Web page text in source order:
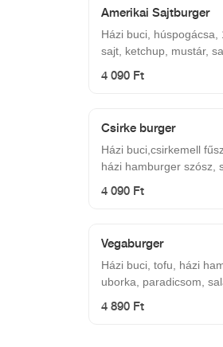
Amerikai Sajtburger
Házi buci, húspogácsa,
sajt, ketchup, mustár,
4 090 Ft
Csirke burger
Házi buci,csirkemell
házi hamburger szósz,
4 090 Ft
Vegaburger
Házi buci, tofu, házi
uborka, paradicsom,
4 890 Ft